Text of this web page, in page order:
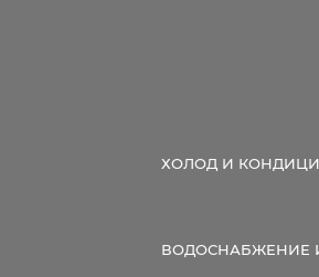
ХОЛОД И
ВОДОСНАБЖЕНИЕ